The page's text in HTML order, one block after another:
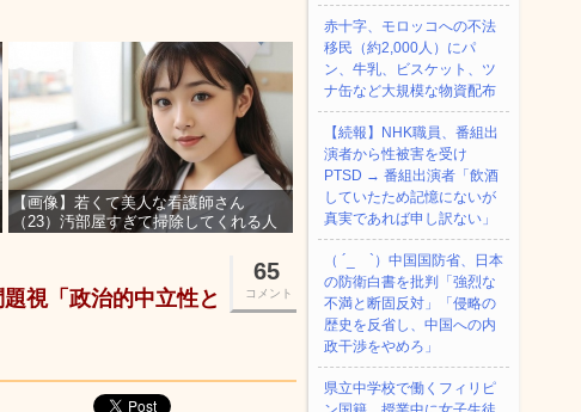
【画像】若くて美人な看護師さん
（23）汚部屋すぎて掃除してくれる人
65
コメント
視「政治的中立性と
赤十字、モロッコへの不法
移民（約2,000人）にパ
ン、牛乳、ビスケット、ツ
ナ缶など大規模な物資配布
【続報】NHK職員、番組出
演者から性被害を受け
PTSD → 番組出演者「飲酒
していたため記憶にないが
真実であれば申し訳ない」
（ ´_ゝ`）中国国防省、日本
の防衛白書を批判「強烈な
不満と断固反対」「侵略の
歴史を反省し、中国への内
政干渉をやめろ」
県立中学校で働くフィリピ